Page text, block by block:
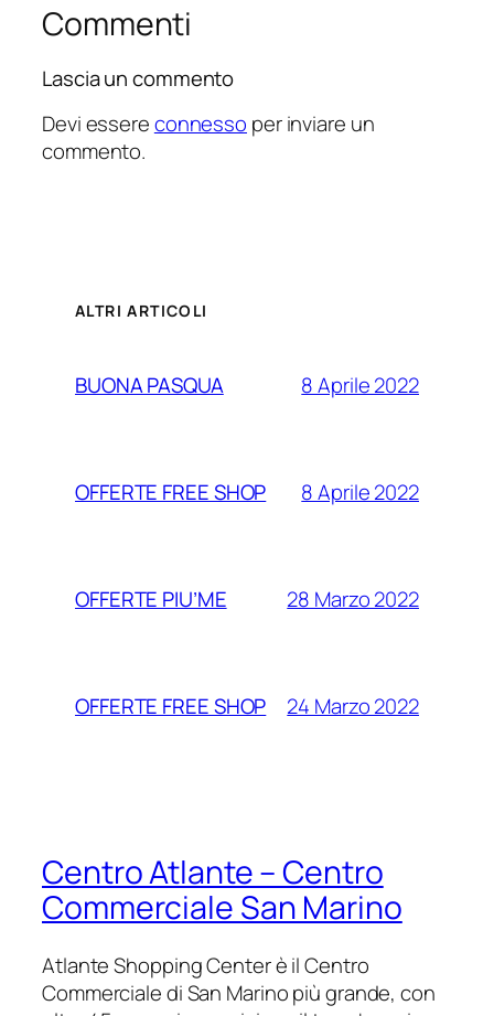
Commenti
Lascia un commento
Devi essereconnesso per inviare un
commento.
ALTRI ARTICOLI
BUONA PASQUA 8 Aprile 2022
OFFERTE FREE SHOP 8 Aprile 2022
OFFERTE PIU’ME 28 Marzo 2022
OFFERTE FREE SHOP 24 Marzo 2022
Centro Atlante – Centro
Commerciale San Marino
Atlante Shopping Center è il Centro
Commerciale di San Marino più grande, con